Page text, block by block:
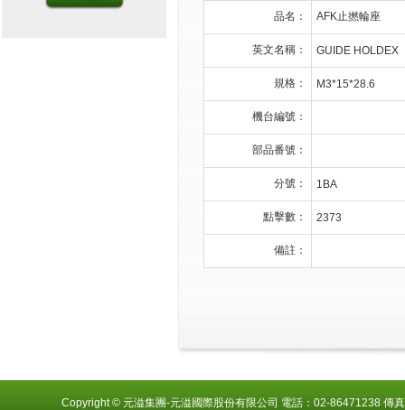
品名： AFK止撚輪座
英文名稱： GUIDE HOLDEX
規格： M3*15*28.6
機台編號：
部品番號：
分號： 1BA
點擊數： 2373
備註：
Copyright © 元溢集團-元溢國際股份有限公司 電話：02-86471238 傳